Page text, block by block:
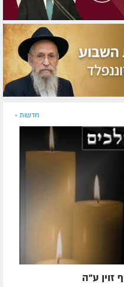
חדשות »
זוין ע"ה